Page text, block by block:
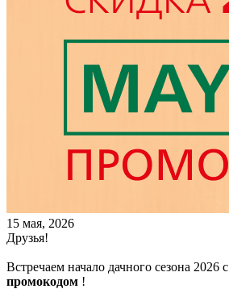
15 мая, 2026
Друзья!
Встречаем начало дачного сезона
промокодом !